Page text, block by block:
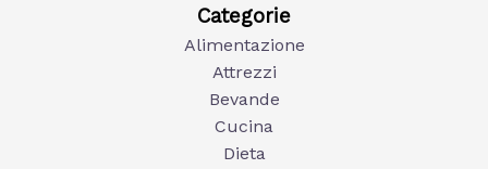
Categorie
Alimentazione
Attrezzi
Bevande
Cucina
Dieta